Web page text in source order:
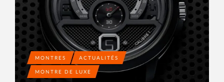
MONTRES ACTUALITÉS
MONTRE DE LUXE